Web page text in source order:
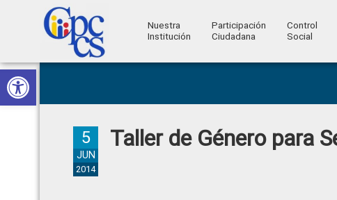
Abrir barra de herramientas
Skip
to
primary
Skip
to
main
Skip
to
primary
Skip
to
footer
Ciudadana
Control
Ciudadano
Nuestra
Institución
Participación
Ciudadana
Control
Social
Taller de Género para
5
JUN
2014